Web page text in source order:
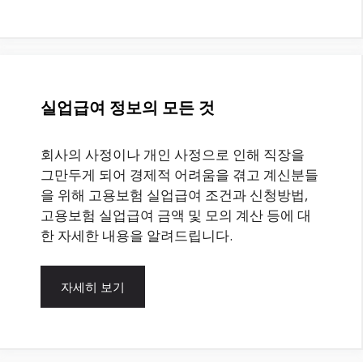
실업급여 정보의 모든 것
회사의 사정이나 개인 사정으로 인해 직장을
그만두게 되어 경제적 어려움을 겪고 계신분들
을 위해 고용보험 실업급여 조건과 신청방법,
고용보험 실업급여 금액 및 모의 계산 등에 대
한 자세한 내용을 알려드립니다.
자세히 보기